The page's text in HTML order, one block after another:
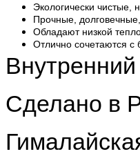
Экологически чистые,
Прочные,
Обладают низкой
Отлично сочетаются с
Сделано в